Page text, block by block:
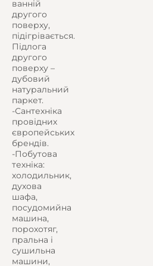
ванній
другого
поверху,
підігрівається.
Підлога
другого
поверху –
дубовий
натуральний
паркет.
-Сантехніка
провідних
європейських
брендів.
-Побутова
техніка:
холодильник,
духова
шафа,
посудомийна
машина,
порохотяг,
пральна і
сушильна
машини,